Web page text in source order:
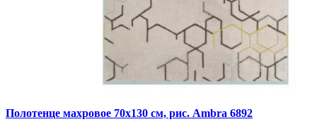
Полотенце махровое 70х130 см, рис. Ambra 6892